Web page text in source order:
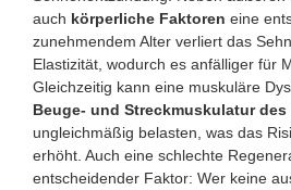
auch körperliche Faktoren eine
zunehmendem Alter verliert das
Elastizität, wodurch es anfälliger für
Gleichzeitig kann eine muskuläre
Beuge- und Streckmuskulatur des
ungleichmäßig belasten, was das
erhöht. Auch eine schlechte
entscheidender Faktor: Wer keine